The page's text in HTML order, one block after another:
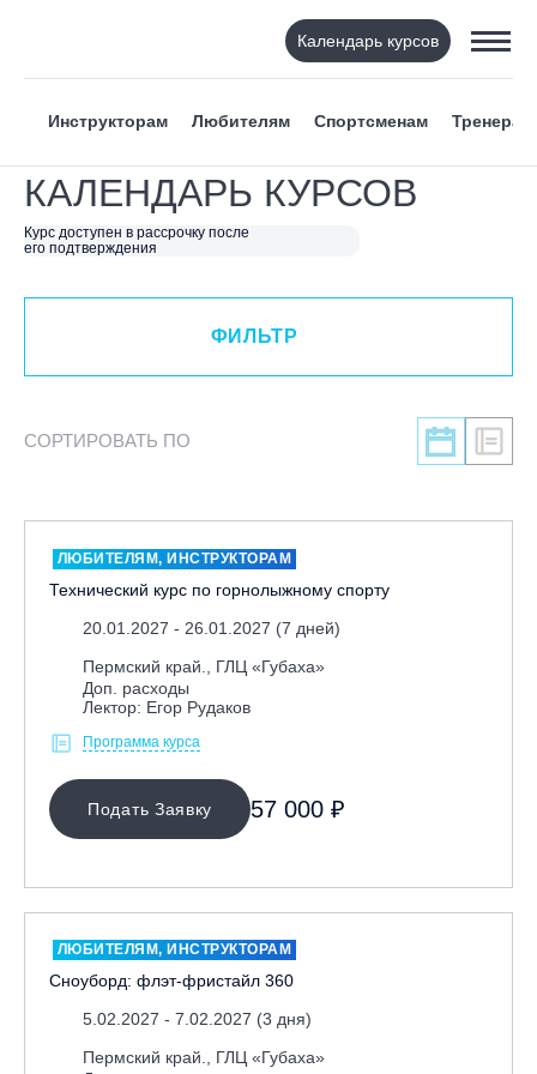
Календарь курсов
Инструкторам Любителям Спортсменам Тренерам
КАЛЕНДАРЬ КУРСОВ
Курс доступен в рассрочку после
его подтверждения
ФИЛЬТР
ВИД СПОРТА
Я ХОЧУ
КАТЕГОРИЯ
ЛЕКТОР
МЕСТО ПРОВЕДЕНИЯ
Байкальск, ГЛЦ «Гора Соболиная»
Вологодская обл., ГЛК "Ципина гора"
Грузия, ГК «Гудаури»
Дистанционно
Екатеринбург, ГЛЦ «Уктус»
Ижевск, КАО «Нечкино»
ФИЛЬТР
СОРТИРОВАТЬ ПО
ЛЮБИТЕЛЯМ, ИНСТРУКТОРАМ
Технический курс по горнолыжному спорту
20.01.2027 - 26.01.2027 (7 дней)
Пермский край., ГЛЦ «Губаха»
Доп. расходы
Лектор: Егор Рудаков
Программа курса
Подать Заявку 57 000 ₽
ЛЮБИТЕЛЯМ, ИНСТРУКТОРАМ
Сноуборд: флэт-фристайл 360
5.02.2027 - 7.02.2027 (3 дня)
Пермский край., ГЛЦ «Губаха»